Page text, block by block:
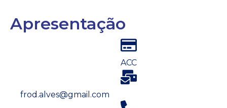
Apresentação
ACC
frod.alves@gmail.com